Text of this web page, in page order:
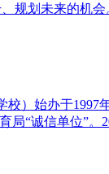
规划未来的机
）始办于
“诚信单位”